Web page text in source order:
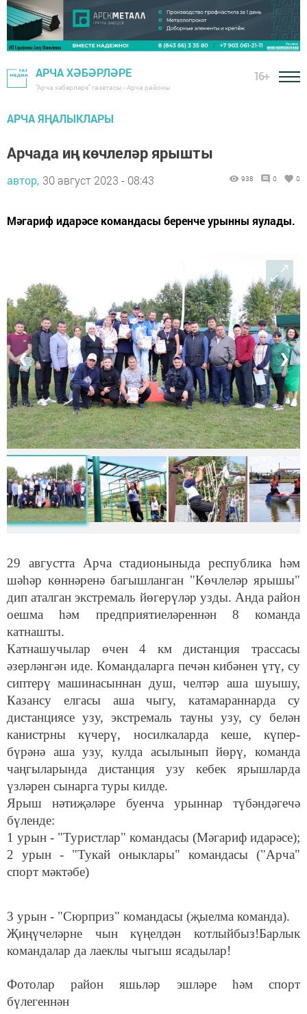
АРЧА ХӘБӘРЛӘРЕ
"Арча хәбәрләре" газетасы - Арча районы
16+
АРЧА ЯҢАЛЫКЛАРЫ
Арчада иң көчлеләр ярышты
автор, 30 август 2023 - 08:43 938 0 0
Мәгариф идарәсе командасы беренче урынны яулады.
❮ ❯
29 августта Арча стадионыныда республика һәм
шәһәр көннәренә багышланган "Көчлеләр ярышы"
дип аталган экстремаль йөгерүләр узды. Анда район
оешма һәм предприятиеләреннән 8 команда
катнашты.
Катнашучылар өчен 4 км дистанция трассасы
әзерләнгән иде. Командаларга печән кибәнен үтү, су
сиптерү машинасыннан душ, челтәр аша шуышу,
Казансу елгасы аша чыгу, катамараннарда су
дистанциясе узу, экстремаль тауны узу, су белән
канистрны күчерү, носилкаларда кеше, күпер-
бүрәнә аша узу, кулда асылынып йөрү, команда
чаңгыларында дистанция узу кебек ярышларда
үзләрен сынарга туры килде.
Ярыш нәтиҗәләре буенча урыннар түбәндәгечә
бүленде:
1 урын - "Туристлар" командасы (Мәгариф идарәсе);
2 урын - "Тукай оныклары" командасы ("Арча"
спорт мәктәбе)
3 урын - "Сюрприз" командасы (җыелма команда).
Җиңүчеләрне чын күңелдән котлыйбыз!Барлык
командалар да лаеклы чыгыш ясадылар!
Фотолар район яшьләр эшләре һәм спорт
бүлегеннән